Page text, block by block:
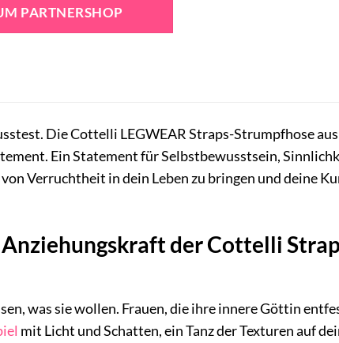
PARTNERSHOP
Die Cottelli LEGWEAR Straps-Strumpfhose
Ein Statement für Selbstbewusstsein,
Verruchtheit in dein Leben zu bringen und deine
der Cottelli
was sie wollen. Frauen, die ihre innere Göttin
mit Licht und Schatten, ein Tanz der Texturen auf